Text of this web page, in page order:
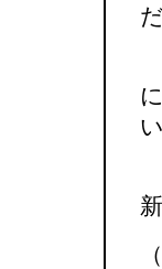
だ